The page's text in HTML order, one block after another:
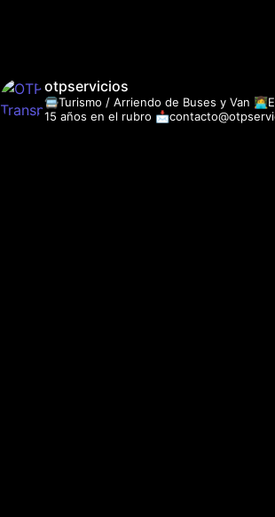
otpservicios
🚍Turismo / Arriendo de Buses y Van
15 años en el rubro